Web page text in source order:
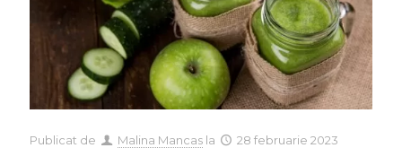
Publicat de Malina Mancas la
28 februarie 2023